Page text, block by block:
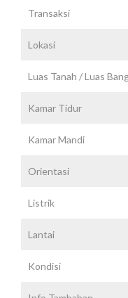
Transaksi
Lokasi
Luas Tanah / Luas
Kamar Tidur
Kamar Mandi
Orientasi
Listrik
Lantai
Kondisi